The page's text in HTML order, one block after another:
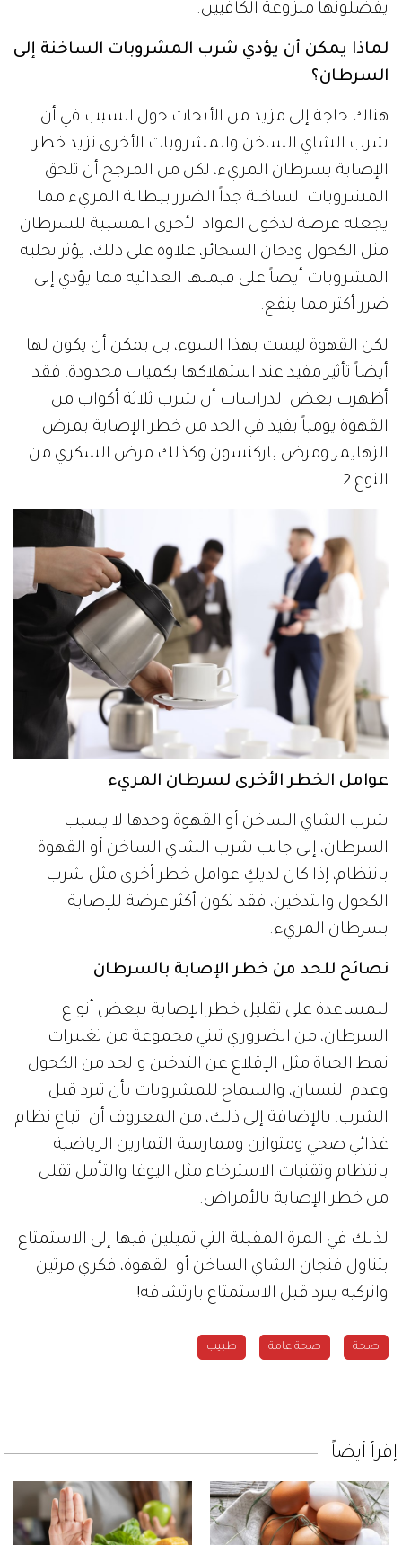
يفضلونها منزوعة الكافيين.
لماذا يمكن أن يؤدي شرب المشروبات الساخنة إلى
السرطان؟
هناك حاجة إلى مزيد من الأبحاث حول السبب في أن
شرب الشاي الساخن والمشروبات الأخرى تزيد خطر
الإصابة بسرطان المريء، لكن من المرجح أن تلحق
المشروبات الساخنة جداً الضرر ببطانة المريء مما
يجعله عرضة لدخول المواد الأخرى المسببة للسرطان
مثل الكحول ودخان السجائر، علاوة على ذلك، يؤثر تحلية
المشروبات أيضاً على قيمتها الغذائية مما يؤدي إلى
ضرر أكثر مما ينفع.
لكن القهوة ليست بهذا السوء، بل يمكن أن يكون لها
أيضاً تأثير مفيد عند استهلاكها بكميات محدودة، فقد
أظهرت بعض الدراسات أن شرب ثلاثة أكواب من
القهوة يومياً يفيد في الحد من خطر الإصابة بمرض
الزهايمر ومرض باركنسون وكذلك مرض السكري من
النوع 2.
عوامل الخطر الأخرى لسرطان المريء
شرب الشاي الساخن أو القهوة وحدها لا يسبب
السرطان، إلى جانب شرب الشاي الساخن أو القهوة
بانتظام، إذا كان لديكِ عوامل خطر أخرى مثل شرب
الكحول والتدخين، فقد تكون أكثر عرضة للإصابة
بسرطان المريء.
نصائح للحد من خطر الإصابة بالسرطان
للمساعدة على تقليل خطر الإصابة ببعض أنواع
السرطان، من الضروري تبني مجموعة من تغييرات
نمط الحياة مثل الإقلاع عن التدخين والحد من الكحول
وعدم النسيان، والسماح للمشروبات بأن تبرد قبل
الشرب، بالإضافة إلى ذلك، من المعروف أن اتباع نظام
غذائي صحي ومتوازن وممارسة التمارين الرياضية
بانتظام وتقنيات الاسترخاء مثل اليوغا والتأمل تقلل
من خطر الإصابة بالأمراض.
لذلك في المرة المقبلة التي تميلين فيها إلى الاستمتاع
بتناول فنجان الشاي الساخن أو القهوة، فكري مرتين
واتركيه يبرد قبل الاستمتاع بارتشافه!
صحة صحة عامة طبيب
إقرأ أيضاً